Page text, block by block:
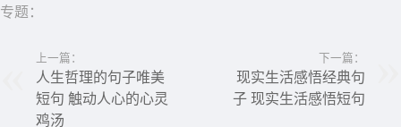
专题：
上一篇：
人生哲理的句子唯美
短句 触动人心的心灵
鸡汤
下一篇：
现实生活感悟经典句
子 现实生活感悟短句